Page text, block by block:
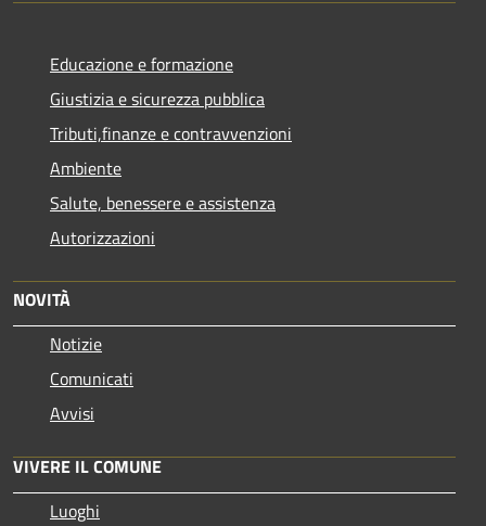
Educazione e formazione
Giustizia e sicurezza pubblica
Tributi,finanze e contravvenzioni
Ambiente
Salute, benessere e assistenza
Autorizzazioni
NOVITÀ
Notizie
Comunicati
Avvisi
VIVERE IL COMUNE
Luoghi